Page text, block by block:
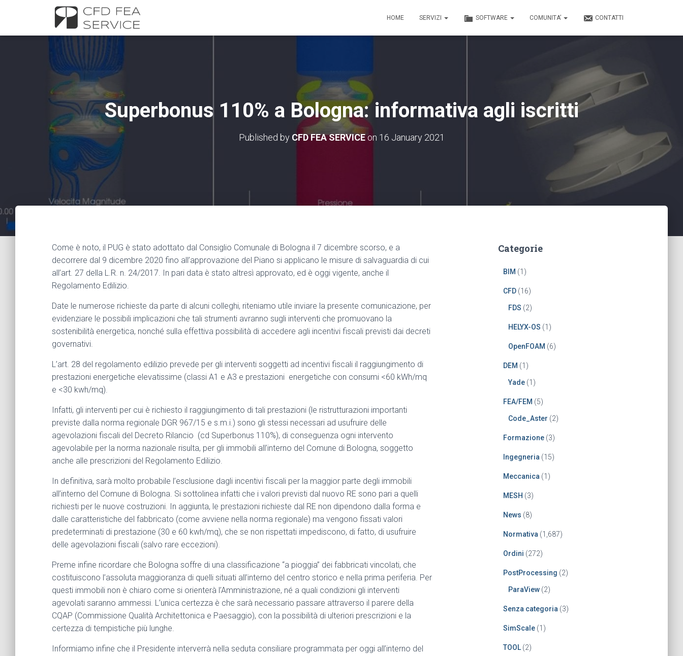
HOME SERVIZI SOFTWARE COMUNITA’ CONTATTI
Superbonus 110% a Bologna: informativa agli iscritti
Published by CFD FEA SERVICEon 16 January 2021
Come è noto, il PUG è stato adottato dal Consiglio Comunale di Bologna il 7 dicembre scorso, e a
decorrere dal 9 dicembre 2020 fino all’approvazione del Piano si applicano le misure di salvaguardia di cui
all’art. 27 della L.R. n. 24/2017. In pari data è stato altresì approvato, ed è oggi vigente, anche il
Regolamento Edilizio.
Date le numerose richieste da parte di alcuni colleghi, riteniamo utile inviare la presente comunicazione, per
evidenziare le possibili implicazioni che tali strumenti avranno sugli interventi che promuovano la
sostenibilità energetica, nonché sulla effettiva possibilità di accedere agli incentivi fiscali previsti dai decreti
governativi.
L’art. 28 del regolamento edilizio prevede per gli interventi soggetti ad incentivi fiscali il raggiungimento di
prestazioni energetiche elevatissime (classi A1 e A3 e prestazioni energetiche con consumi <60 kWh/mq
e <30 kwh/mq).
Infatti, gli interventi per cui è richiesto il raggiungimento di tali prestazioni (le ristrutturazioni importanti
previste dalla norma regionale DGR 967/15 e s.m.i.) sono gli stessi necessari ad usufruire delle
agevolazioni fiscali del Decreto Rilancio (cd Superbonus 110%), di conseguenza ogni intervento
agevolabile per la norma nazionale risulta, per gli immobili all’interno del Comune di Bologna, soggetto
anche alle prescrizioni del Regolamento Edilizio.
In definitiva, sarà molto probabile l’esclusione dagli incentivi fiscali per la maggior parte degli immobili
all’interno del Comune di Bologna. Si sottolinea infatti che i valori previsti dal nuovo RE sono pari a quelli
richiesti per le nuove costruzioni. In aggiunta, le prestazioni richieste dal RE non dipendono dalla forma e
dalle caratteristiche del fabbricato (come avviene nella norma regionale) ma vengono fissati valori
predeterminati di prestazione (30 e 60 kwh/mq), che se non rispettati impediscono, di fatto, di usufruire
delle agevolazioni fiscali (salvo rare eccezioni).
Preme infine ricordare che Bologna soffre di una classificazione “a pioggia” dei fabbricati vincolati, che
costituiscono l’assoluta maggioranza di quelli situati all’interno del centro storico e nella prima periferia. Per
questi immobili non è chiaro come si orienterà l’Amministrazione, né a quali condizioni gli interventi
agevolati saranno ammessi. L’unica certezza è che sarà necessario passare attraverso il parere della
CQAP (Commissione Qualità Architettonica e Paesaggio), con la possibilità di ulteriori prescrizioni e la
certezza di tempistiche più lunghe.
Informiamo infine che il Presidente interverrà nella seduta consiliare programmata per oggi all’interno del
Categorie
BIM (1)
CFD(16)
FDS (2)
HELYX-OS (1)
OpenFOAM (6)
DEM (1)
Yade(1)
FEA/FEM (5)
Code_Aster (2)
Formazione(3)
Ingegneria (15)
Meccanica (1)
MESH (3)
News (8)
Normativa (1,687)
Ordini (272)
PostProcessing (2)
ParaView(2)
Senza categoria (3)
SimScale(1)
TOOL(2)